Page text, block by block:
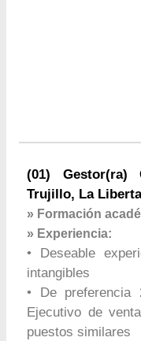
(01) Gestor(ra)
Trujillo, La
» Formación
» Experiencia:
• Deseable
intangibles
• De preferencia
Ejecutivo de
puestos similares